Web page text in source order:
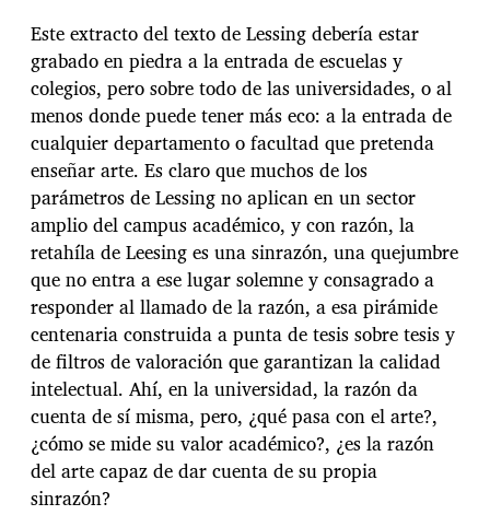
Este extracto del texto de Lessing debería estar
grabado en piedra a la entrada de escuelas y
colegios, pero sobre todo de las universidades, o al
menos donde puede tener más eco: a la entrada de
cualquier departamento o facultad que pretenda
enseñar arte. Es claro que muchos de los
parámetros de Lessing no aplican en un sector
amplio del campus académico, y con razón, la
retahíla de Leesing es una sinrazón, una quejumbre
que no entra a ese lugar solemne y consagrado a
responder al llamado de la razón, a esa pirámide
centenaria construida a punta de tesis sobre tesis y
de filtros de valoración que garantizan la calidad
intelectual. Ahí, en la universidad, la razón da
cuenta de sí misma, pero, ¿qué pasa con el arte?,
¿cómo se mide su valor académico?, ¿es la razón
del arte capaz de dar cuenta de su propia
sinrazón?